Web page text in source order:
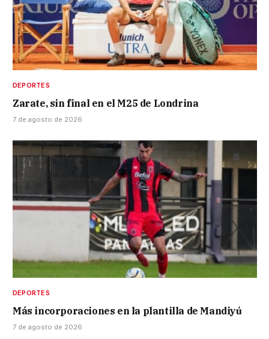
DEPORTES
Zarate, sin final en el M25 de Londrina
7 de agosto de 2026
DEPORTES
Más incorporaciones en la plantilla de Mandiyú
7 de agosto de 2026